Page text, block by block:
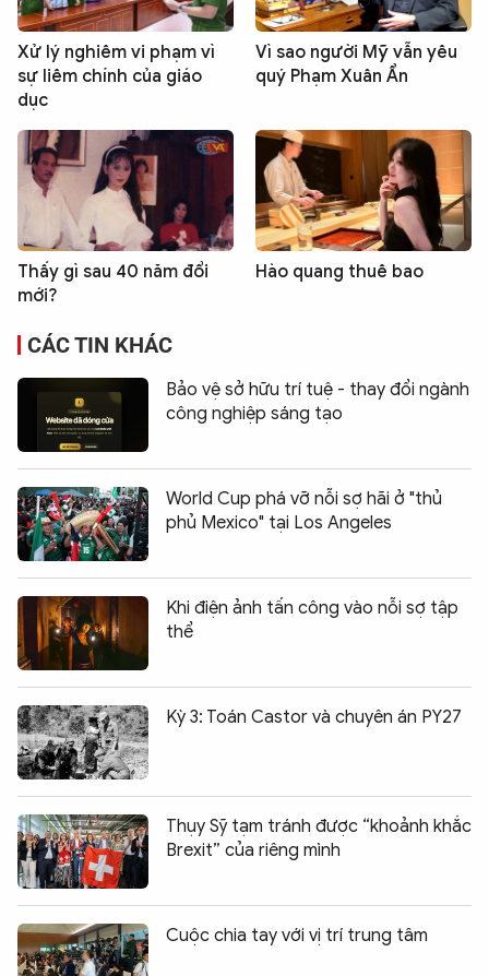
Xử lý nghiêm vi phạm vì
sự liêm chính của giáo
dục
Vì sao người Mỹ vẫn yêu
quý Phạm Xuân Ẩn
Thấy gì sau 40 năm đổi
mới?
Hào quang thuê bao
CÁC TIN KHÁC
Bảo vệ sở hữu trí tuệ - thay đổi ngành
công nghiệp sáng tạo
World Cup phá vỡ nỗi sợ hãi ở "thủ
phủ Mexico" tại Los Angeles
Khi điện ảnh tấn công vào nỗi sợ tập
thể
Kỳ 3: Toán Castor và chuyên án PY27
Thụy Sỹ tạm tránh được “khoảnh khắc
Brexit” của riêng mình
Cuộc chia tay với vị trí trung tâm